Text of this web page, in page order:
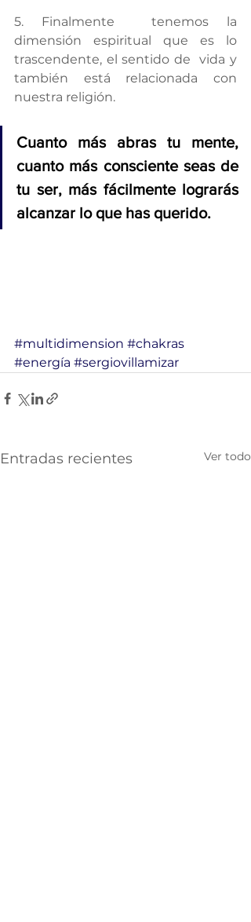
5. Finalmente  tenemos la
dimensión espiritual que es lo
trascendente, el sentido de  vida y
también está relacionada con
nuestra religión.
Cuanto más abras tu mente,
cuanto más consciente seas de
tu ser, más fácilmente lograrás
alcanzar lo que has querido.
#multidimension #chakras
#energía #sergiovillamizar
Entradas recientes Ver todo